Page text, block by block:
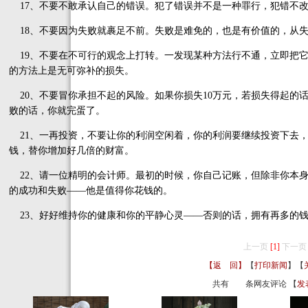
17、不要不敢承认自己的错误。犯了错误并不是一种罪行，犯错不
18、不要因为失败就裹足不前。失败是难免的，也是有价值的，从
19、不要在不可行的观念上打转。一发现某种方法行不通，立即把
的方法上是无可弥补的损失。
20、不要冒你承担不起的风险。如果你损失10万元，若损失得起的
败的话，你就完蛋了。
21、一再投资，不要让你的利润空闲着，你的利润要继续投资下去
钱，替你增加好几倍的财富。
22、请一位精明的会计师。最初的时候，你自己记账，但除非你本
的成功和失败——他是值得你花钱的。
23、好好维持你的健康和你的平静心灵——否则的话，拥有再多的
上一页 [1] 下一页
【返 回】
【打印新闻 】【
共有
条网友评论 【发